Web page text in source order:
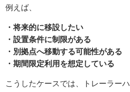
例えば、
・将来的に移設したい
・設置条件に制限がある
・別拠点へ移動する可能性がある
・期間限定利用を想定している
こうしたケースでは、トレーラー